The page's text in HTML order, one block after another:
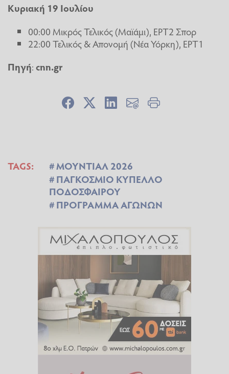
Κυριακή 19 Ιουλίου
00:00 Μικρός Τελικός (Μαϊάμι), ΕΡΤ2 Σπορ
22:00 Τελικός & Απονομή (Νέα Υόρκη), ΕΡΤ1
Πηγή:cnn.gr
TAGS:
ΜΟΥΝΤΙΑΛ 2026
ΠΑΓΚΟΣΜΙΟ ΚΥΠΕΛΛΟ
ΠΟΔΟΣΦΑΙΡΟΥ
ΠΡΟΓΡΑΜΜΑ ΑΓΩΝΩΝ